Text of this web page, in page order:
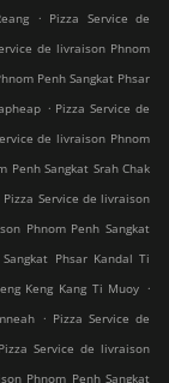
. Pizza Service de
de livraison Phnom
Penh Sangkat Phsar
. Pizza Service de
de livraison Phnom
Penh Sangkat Srah Chak
Pizza Service de livraison
Phnom Penh Sangkat
Phsar Kandal Ti
Keng Kang Ti Muoy .
. Pizza Service de
Pizza Service de livraison
Phnom Penh Sangkat